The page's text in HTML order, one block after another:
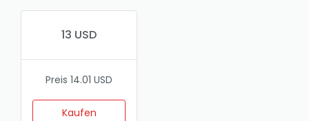
13 USD
Preis 14.01 USD
Kaufen